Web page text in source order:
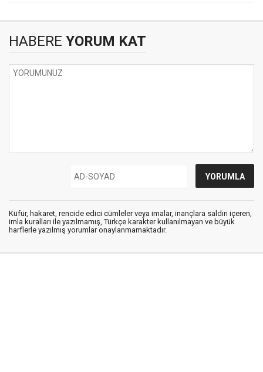
HABERE YORUM KAT
Küfür, hakaret, rencide edici cümleler veya imalar, inançlara saldırı içeren,
imla kuralları ile yazılmamış, Türkçe karakter kullanılmayan ve büyük
harflerle yazılmış yorumlar onaylanmamaktadır.